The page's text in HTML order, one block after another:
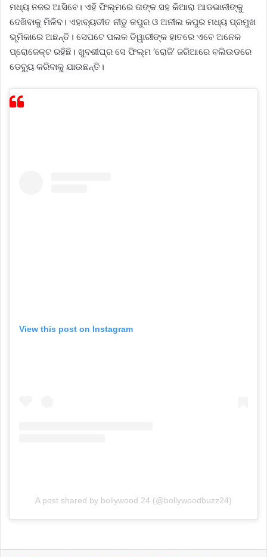
ମଧ୍ୟ ନଜର ଆସିବେ। ଏହି ଫିଲ୍ମରେ ତାଙ୍କ ସହ କିଆରା ଆଡଭାନୀଙ୍କୁ
ଦେଖିବାକୁ ମିଳିବ। ଏହାବ୍ୟତୀତ ନୀତୁ କପୁର ଓ ଅନୀଲ କପୁର ମଧ୍ୟ ପ୍ରମୁଖ
ଭୂମିକାରେ ଅଛନ୍ତି। ସେପଟେ ପଲକ ତିୱାରୀଙ୍କ ହାତରେ ଏବେ ଅନେକ
ପ୍ରୋଜେକ୍ଟ ରହିଛି। ଖୁବଶୀଘ୍ର ସେ ଫିଲ୍ମ ‘ରୋଜି’ ଜରିଆରେ ବଲିଉଡରେ
ଡେବ୍ୟୁ କରିବାକୁ ଯାଉଛନ୍ତି।
View this post on Instagram
A post shared by bollywood 24 (@bollywoodbuzz24)